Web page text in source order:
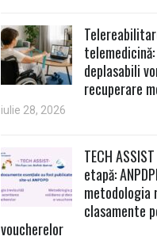
deplasabili
recuperare
iulie 28, 2026
TECH
etapă:
metodologia
clasamente
voucherelor